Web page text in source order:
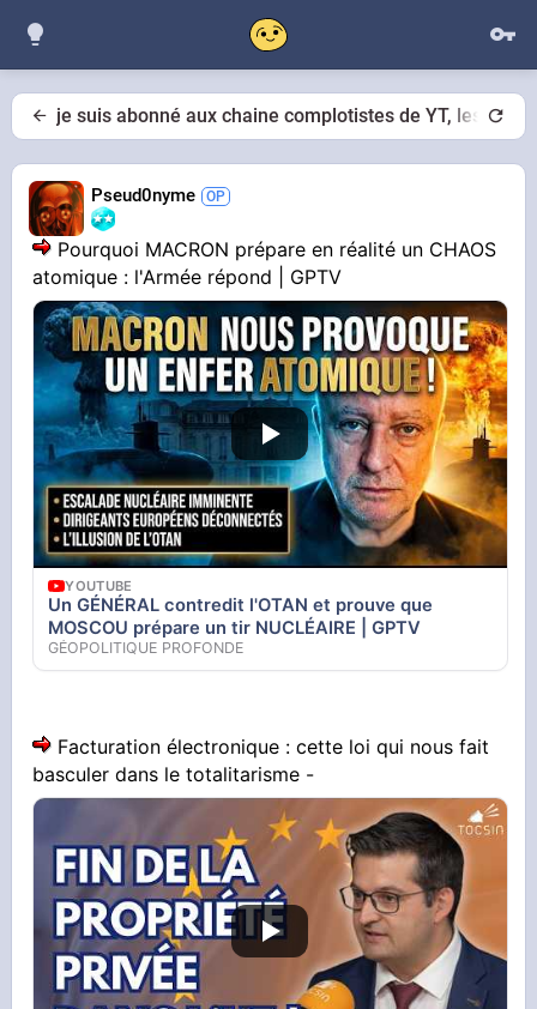
je suis abonné aux chaine complotistes de YT, les
Pseud0nyme
Pourquoi MACRON prépare en réalité un CHAOS
atomique : l'Armée répond | GPTV
YOUTUBE
Un GÉNÉRAL contredit l'OTAN et prouve que
MOSCOU prépare un tir NUCLÉAIRE | GPTV
GÉOPOLITIQUE PROFONDE
Facturation électronique : cette loi qui nous fait
basculer dans le totalitarisme -